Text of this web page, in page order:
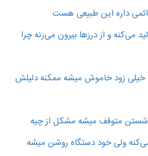
داره این طبیعی هست
و از درزها بیرون می‌زنه چرا
زود خاموش میشه ممکنه دلیلش
متوقف میشه مشکل از چیه
ولی خود دستگاه روشن میشه